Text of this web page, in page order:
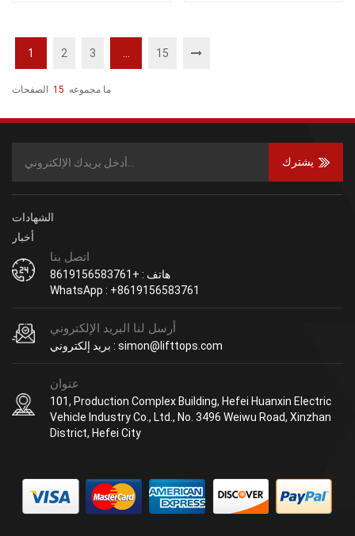
1 2 3 ... 15
ما مجموعه 15 الصفحات
يشترك
الشهادات
أخبار
اتصل بنا
هاتف : +8619156583761
WhatsApp : +8619156583761
أرسل لنا البريد الإلكتروني
بريد إلكتروني : simon@lifttops.com
عنوان
101, Production Complex Building, Hefei Huanxin Electric
Vehicle Industry Co., Ltd., No. 3496 Weiwu Road, Xinzhan
District, Hefei City